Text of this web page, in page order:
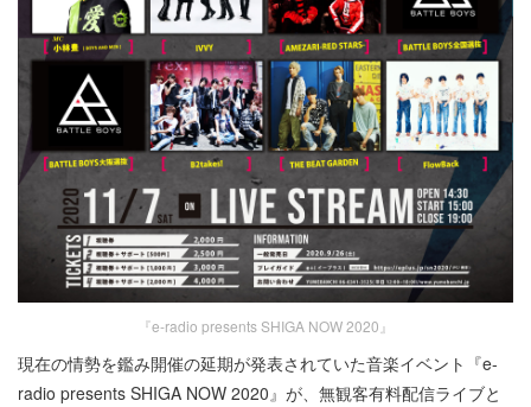
『e-radio presents SHIGA NOW 2020』
現在の情勢を鑑み開催の延期が発表されていた音楽イベント『e-
radio presents SHIGA NOW 2020』が、無観客有料配信ライブと